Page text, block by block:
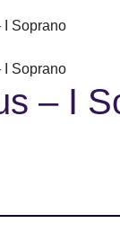
I Soprano
I Soprano
– I